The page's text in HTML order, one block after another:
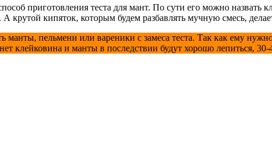
приготовления теста для мант. По сути его можно назвать
крутой кипяток, которым будем разбавлять мучную смесь,
манты, пельмени или вареники с замеса теста. Так как ему
клейковина и манты в последствии будут хорошо лепиться,